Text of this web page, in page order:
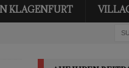
KLAGENFURT